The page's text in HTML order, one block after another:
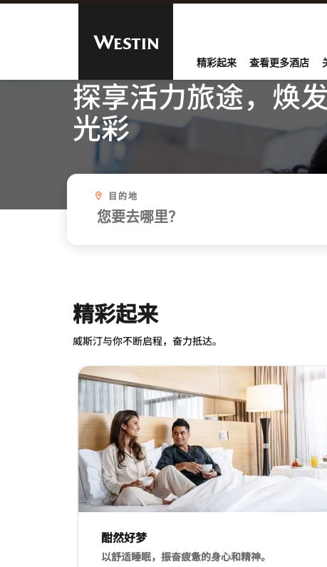
跳到内容
精彩起来 查看更多酒店
探享活力旅途，焕
光彩
目的地
精彩起来
威斯汀与你不断启程，奋力抵达。
跳过 精彩起来 轮播 使用 3 张卡。
酣然好梦
以舒适睡眠，振奋疲惫的身心和精神。